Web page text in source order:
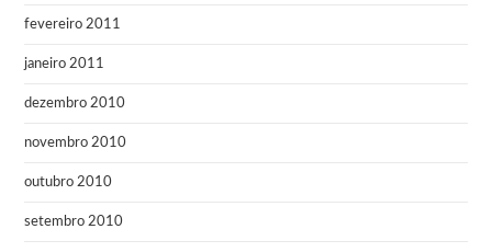
fevereiro 2011
janeiro 2011
dezembro 2010
novembro 2010
outubro 2010
setembro 2010